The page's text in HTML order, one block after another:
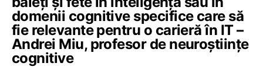
domenii cognitive specifice care să
fie relevante pentru o carieră în IT –
Andrei Miu, profesor de neuroștiințe
cognitive